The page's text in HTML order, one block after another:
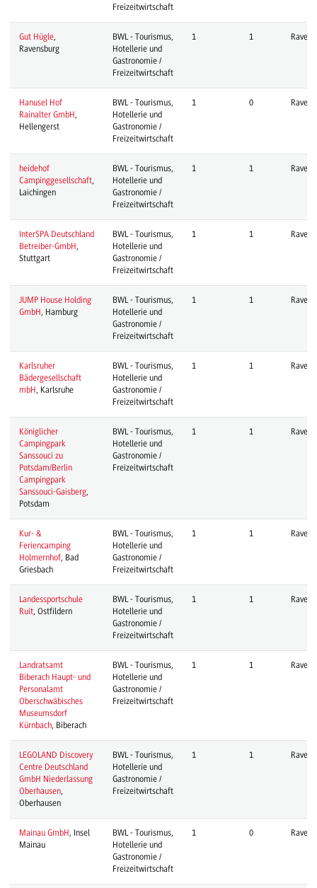
Freizeitwirtschaft
Gut Hügle,
Ravensburg
BWL - Tourismus,
Hotellerie und
Gastronomie /
Freizeitwirtschaft
1 1
Hanusel Hof
Rainalter GmbH,
Hellengerst
BWL - Tourismus,
Hotellerie und
Gastronomie /
Freizeitwirtschaft
1 0
heidehof
Campinggesellschaft,
Laichingen
BWL - Tourismus,
Hotellerie und
Gastronomie /
Freizeitwirtschaft
1 1
InterSPA Deutschland
Betreiber-GmbH,
Stuttgart
BWL - Tourismus,
Hotellerie und
Gastronomie /
Freizeitwirtschaft
1 1
JUMP House Holding
GmbH, Hamburg
BWL - Tourismus,
Hotellerie und
Gastronomie /
Freizeitwirtschaft
1 1
Karlsruher
Bädergesellschaft
mbH, Karlsruhe
BWL - Tourismus,
Hotellerie und
Gastronomie /
Freizeitwirtschaft
1 1
Königlicher
Campingpark
Sanssouci zu
Potsdam/Berlin
Campingpark
Sanssouci-Gaisberg,
Potsdam
BWL - Tourismus,
Hotellerie und
Gastronomie /
Freizeitwirtschaft
1 1
Kur- &
Feriencamping
Holmernhof, Bad
Griesbach
BWL - Tourismus,
Hotellerie und
Gastronomie /
Freizeitwirtschaft
1 1
Landessportschule
Ruit, Ostfildern
BWL - Tourismus,
Hotellerie und
Gastronomie /
Freizeitwirtschaft
1 1
Landratsamt
Biberach Haupt- und
Personalamt
Oberschwäbisches
Museumsdorf
Kürnbach, Biberach
BWL - Tourismus,
Hotellerie und
Gastronomie /
Freizeitwirtschaft
1 1
LEGOLAND Discovery
Centre Deutschland
GmbH Niederlassung
Oberhausen,
Oberhausen
BWL - Tourismus,
Hotellerie und
Gastronomie /
Freizeitwirtschaft
1 1
Mainau GmbH, Insel
Mainau
BWL - Tourismus,
Hotellerie und
Gastronomie /
Freizeitwirtschaft
1 0